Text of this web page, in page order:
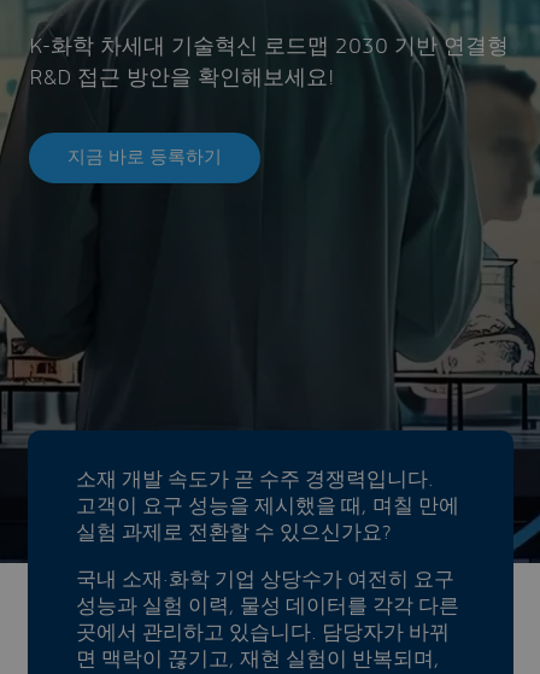
K-화학 차세대 기술혁신 로드맵 2030 기반 연결형
R&D 접근 방안을 확인해보세요!
지금 바로 등록하기
소재 개발 속도가 곧 수주 경쟁력입니다.
고객이 요구 성능을 제시했을 때, 며칠 만에
실험 과제로 전환할 수 있으신가요?
국내 소재·화학 기업 상당수가 여전히 요구
성능과 실험 이력, 물성 데이터를 각각 다른
곳에서 관리하고 있습니다. 담당자가 바뀌
면 맥락이 끊기고, 재현 실험이 반복되며,